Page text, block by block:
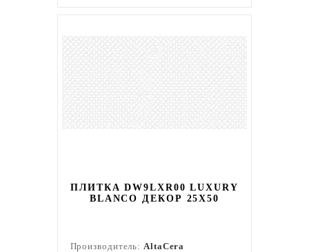
ПЛИТКА DW9LXR00 LUXURY
BLANCO ДЕКОР 25Х50
Производитель:AltaCera